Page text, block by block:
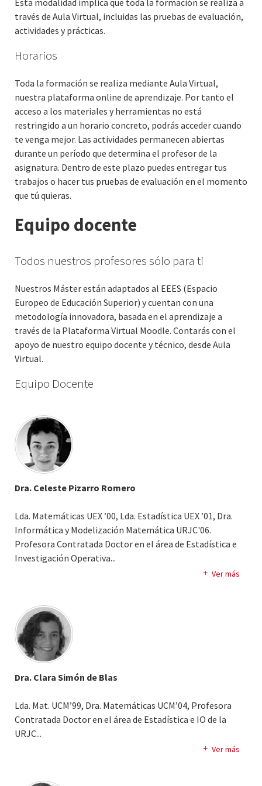
Esta modalidad implica que toda la formación se realiza a
través de Aula Virtual, incluidas las pruebas de evaluación,
actividades y prácticas.
Horarios
Toda la formación se realiza mediante Aula Virtual,
nuestra plataforma online de aprendizaje. Por tanto el
acceso a los materiales y herramientas no está
restringido a un horario concreto, podrás acceder cuando
te venga mejor. Las actividades permanecen abiertas
durante un período que determina el profesor de la
asignatura. Dentro de este plazo puedes entregar tus
trabajos o hacer tus pruebas de evaluación en el momento
que tú quieras.
Equipo docente
Todos nuestros profesores sólo para ti
Nuestros Máster están adaptados al EEES (Espacio
Europeo de Educación Superior) y cuentan con una
metodología innovadora, basada en el aprendizaje a
través de la Plataforma Virtual Moodle. Contarás con el
apoyo de nuestro equipo docente y técnico, desde Aula
Virtual.
Equipo Docente
Dra. Celeste Pizarro Romero
Lda. Matemáticas UEX ’00, Lda. Estadística UEX ’01, Dra.
Informática y Modelización Matemática URJC'06.
Profesora Contratada Doctor en el área de Estadística e
Investigación Operativa...
DOCENTIA Ha sido becaria de Investigación FPI por el
Ministerio de Ciencia y Tecnología en la Universidad Rey
Juan Carlos durante 2 años. Previamente colaboró con el
Instituto Extremeño de Meteorología y con el
Departamento de Estadística Económica en la Universidad
de la Pampa (Argentina). Ha participado en proyectos de
investigación con empresas y entidades públicas. Sus
áreas de interés se centran en la Programación Lineal y
Matemática, en particular en la aplicación de métodos de
optimización lineal en Programación Estocástica. Javier
Martínez Moguerza es Doctor por la Universidad Carlos III
Universidad en la Universidad Rey Juan Carlos.
Ver más
Dra. Clara Simón de Blas
Lda. Mat. UCM’99, Dra. Matemáticas UCM’04, Profesora
Contratada Doctor en el área de Estadística e IO de la
URJC...
Ha sido profesora en la universidad de San Louis. HaVer más